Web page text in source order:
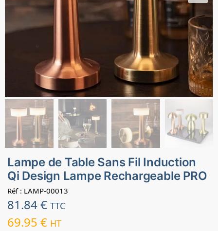
Lampe de Table Sans Fil Induction
Qi Design Lampe Rechargeable PRO
Réf : LAMP-00013
81.84€ TTC
69.95 € HT